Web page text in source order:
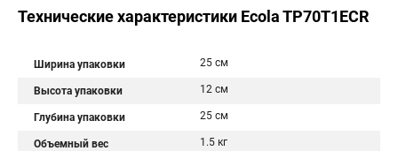
Технические характеристики Ecola TP70T1ECR
Ширина упаковки 25 см
Высота упаковки 12 см
Глубина упаковки 25 см
Объемный вес 1.5 кг